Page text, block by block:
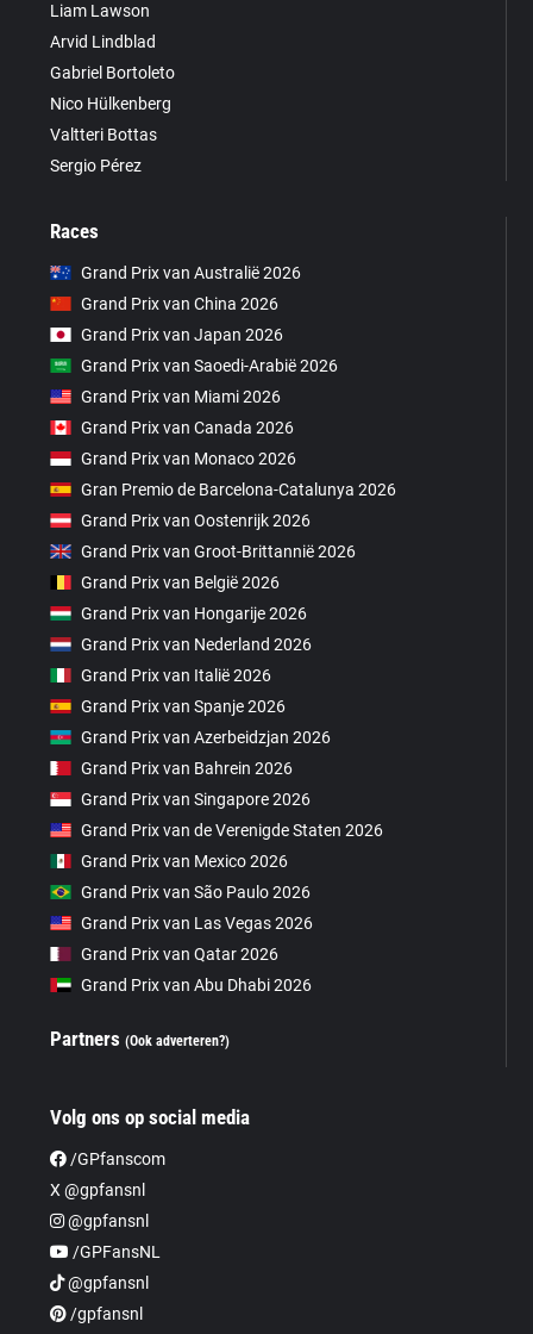
Liam Lawson
Arvid Lindblad
Gabriel Bortoleto
Nico Hülkenberg
Valtteri Bottas
Sergio Pérez
Races
Grand Prix van Australië 2026
Grand Prix van China 2026
Grand Prix van Japan 2026
Grand Prix van Saoedi-Arabië 2026
Grand Prix van Miami 2026
Grand Prix van Canada 2026
Grand Prix van Monaco 2026
Gran Premio de Barcelona-Catalunya 2026
Grand Prix van Oostenrijk 2026
Grand Prix van Groot-Brittannië 2026
Grand Prix van België 2026
Grand Prix van Hongarije 2026
Grand Prix van Nederland 2026
Grand Prix van Italië 2026
Grand Prix van Spanje 2026
Grand Prix van Azerbeidzjan 2026
Grand Prix van Bahrein 2026
Grand Prix van Singapore 2026
Grand Prix van de Verenigde Staten 2026
Grand Prix van Mexico 2026
Grand Prix van São Paulo 2026
Grand Prix van Las Vegas 2026
Grand Prix van Qatar 2026
Grand Prix van Abu Dhabi 2026
Partners(Ook adverteren?)
Volg ons op social media
/GPfanscom
X @gpfansnl
@gpfansnl
/GPFansNL
@gpfansnl
/gpfansnl